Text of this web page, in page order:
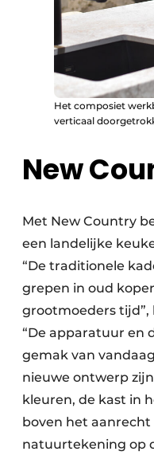
Het composiet
verticaal
New
Met New Country
een landelijke
“De traditionele
grepen in oud
grootmoeders
“De apparatuur en
gemak van
nieuwe ontwerp
kleuren, de kast in
boven het aanrecht
natuurtekening op